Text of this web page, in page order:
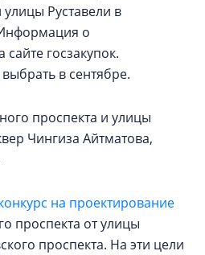
Руставели в
о
сайте госзакупок.
в сентябре.
проспекта и улицы
Чингиза Айтматова,
на проектирование
проспекта от улицы
проспекта. На эти цели